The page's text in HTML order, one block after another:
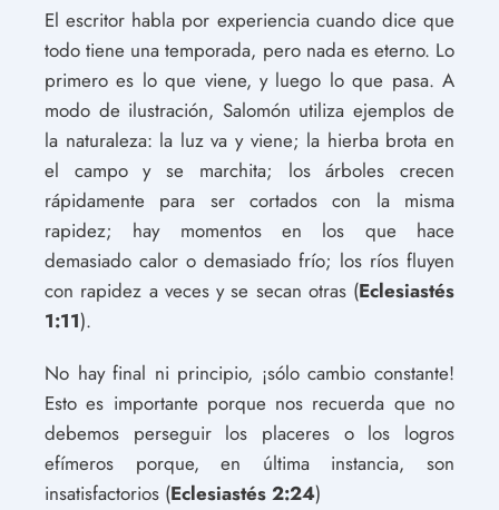
El escritor habla por experiencia cuando dice que
todo tiene una temporada, pero nada es eterno. Lo
primero es lo que viene, y luego lo que pasa. A
modo de ilustración, Salomón utiliza ejemplos de
la naturaleza: la luz va y viene; la hierba brota en
el campo y se marchita; los árboles crecen
rápidamente para ser cortados con la misma
rapidez; hay momentos en los que hace
demasiado calor o demasiado frío; los ríos fluyen
con rapidez a veces y se secan otras (Eclesiastés
1:11).
No hay final ni principio, ¡sólo cambio constante!
Esto es importante porque nos recuerda que no
debemos perseguir los placeres o los logros
efímeros porque, en última instancia, son
insatisfactorios (Eclesiastés 2:24)